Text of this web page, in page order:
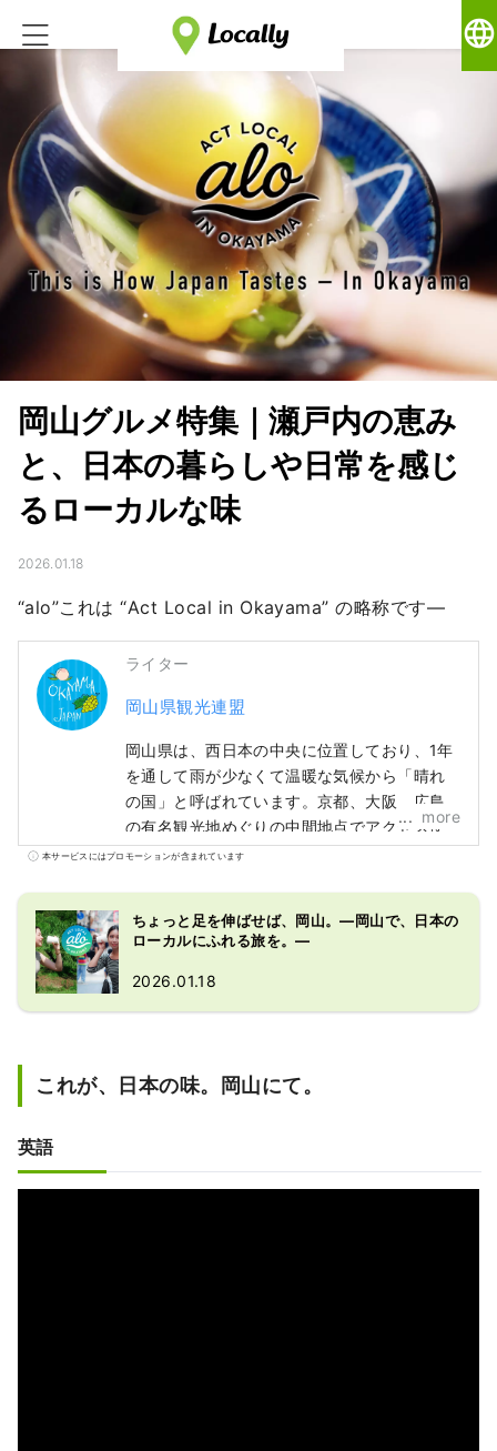
language
岡山グルメ特集｜瀬戸内の恵み
と、日本の暮らしや日常を感じ
るローカルな味
2026.01.18
“alo”これは “Act Local in Okayama” の略称です—
ライター
岡山県観光連盟
岡山県は、西日本の中央に位置しており、1年
を通して雨が少なくて温暖な気候から「晴れ
の国」と呼ばれています。京都、大阪、広島
の有名観光地めぐりの中間地点でアクセス便
利！瀬戸大橋を経由して四国に渡る際の玄関
太陽を浴びたフルーツは、甘さ、香り、味と
もに最高品質。 白桃をはじめ、マスカットや
ピオーネなど、旬のフルーツが味わえます！
more
本サービスにはプロモーションが含まれています
ちょっと足を伸ばせば、岡山。―岡山で、日本の
ローカルにふれる旅を。―
2026.01.18
これが、日本の味。岡山にて。
英語